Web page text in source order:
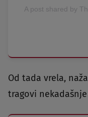
A post shared by
Od tada vrela,
tragovi